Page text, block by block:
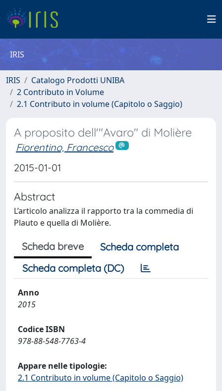
IRIS
IRIS
Catalogo Prodotti UNIBA
2 Contributo in Volume
2.1 Contributo in volume (Capitolo o Saggio)
A proposito dell'"Avaro" di Molière
Fiorentino, Francesco
2015-01-01
Abstract
L’articolo analizza il rapporto tra la commedia di
Plauto e quella di Molière.
Scheda breve
Scheda completa
Scheda completa (DC)
Anno
2015
Codice ISBN
978-88-548-7763-4
Appare nelle tipologie:
2.1 Contributo in volume (Capitolo o Saggio)